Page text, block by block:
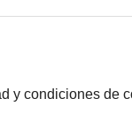
y condiciones de